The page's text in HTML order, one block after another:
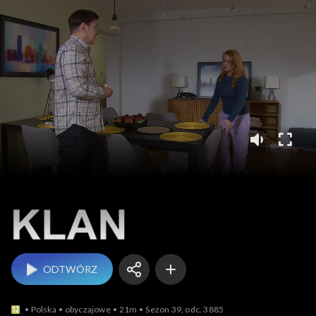
Klan
ODTWÓRZ
Polska obyczajowe 21m Sezon 39, odc. 3885